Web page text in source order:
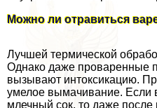
Можно ли отравиться
Лучшей термической
Однако даже проваренные
вызывают интоксикацию.
умелое вымачивание. Если
млечный сок, то даже после